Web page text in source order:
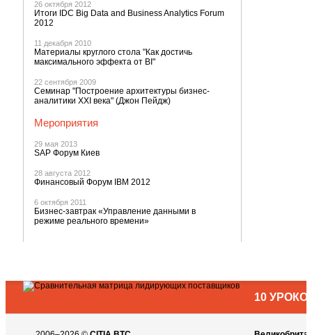
26 октября 2012
Итоги IDC Big Data and Business Analytics Forum
2012
11 декабря 2010
Материалы круглого стола "Как достичь
максимального эффекта от BI"
22 сентября 2009
Семинар "Построение архитектуры бизнес-
аналитики XXI века" (Джон Пейдж)
Мероприятия
29 мая 2013
SAP Форум Киев
28 августа 2012
Финансовый Форум IBM 2012
6 октября 2011
Бизнес-завтрак «Управление данными в
режиме реального времени»
10